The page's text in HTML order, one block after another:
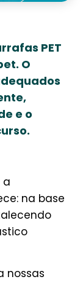
PET
O
e o
a
na base
nossas